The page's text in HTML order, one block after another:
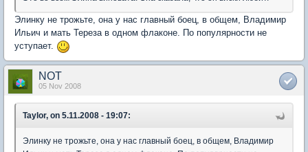
Элинку не трожьте, она у нас главный боец, в общем, Владимир
Ильич и мать Тереза в одном флаконе. По популярности не
уступает.
NOT
05 Nov 2008
Taylor, on 5.11.2008 - 19:07:
Элинку не трожьте, она у нас главный боец, в общем, Владимир